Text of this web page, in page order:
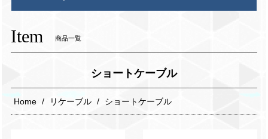
Item 商品一覧
ショートケーブル
Home リケーブル ショートケーブル